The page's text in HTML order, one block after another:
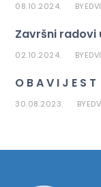
08.10.2024. BY
Završni radovi
02.10.2024. BY
O B A V I J E S T
30.08.2023. BY